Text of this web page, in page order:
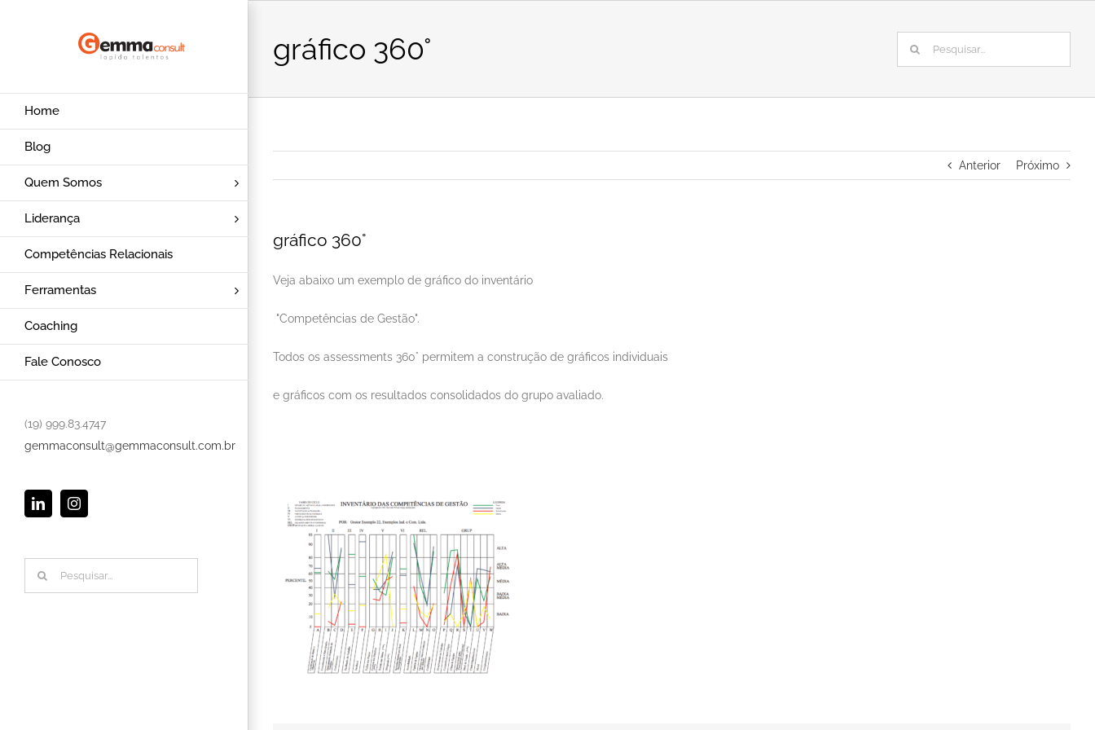
Home
Blog
Quem Somos
Liderança
Competências Relacionais
Ferramentas
Coaching
Fale Conosco
(19) 999.83.4747
gemmaconsult@gemmaconsult.com.br
LinkedInInstagram
resultados
gráfico 360°
resultados
Anterior Próximo
gráfico 360°
Veja abaixo um exemplo de gráfico do inventário
"Competências de Gestão".
Todos os assessments 360° permitem a construção de gráficos individuais
e gráficos com os resultados consolidados do grupo avaliado.